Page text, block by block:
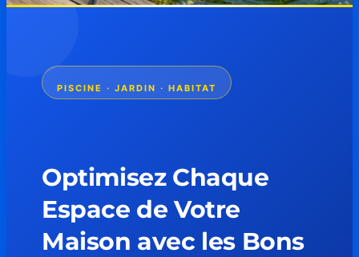
PISCINE · JARDIN · HABITAT
Optimisez Chaque
Espace de Votre
Maison avec les Bons